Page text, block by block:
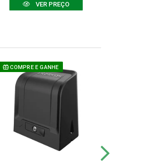
VER PREÇO
COMPRE E GANHE